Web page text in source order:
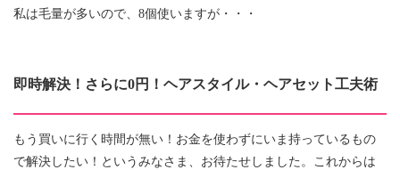
私は毛量が多いので、8個使いますが・・・
即時解決！さらに0円！ヘアスタイル・ヘアセット工夫術
もう買いに行く時間が無い！お金を使わずにいま持っているもの
で解決したい！というみなさま、お待たせしました。これからは